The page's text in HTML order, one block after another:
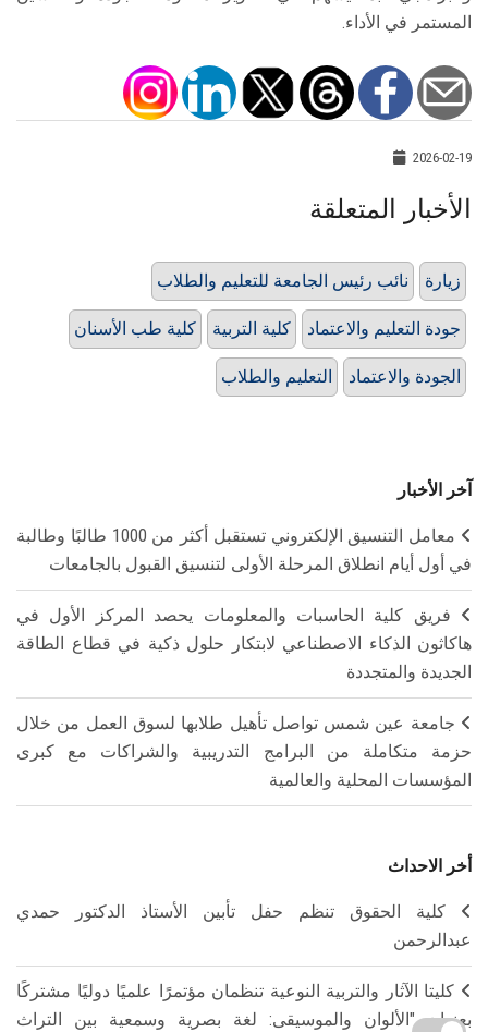
المستمر في الأداء.
2026-02-19
الأخبار المتعلقة
نائب رئيس الجامعة للتعليم والطلاب زيارة
كلية طب الأسنان كلية التربية جودة التعليم والاعتماد
التعليم والطلاب الجودة والاعتماد
آخر الأخبار
معامل التنسيق الإلكتروني تستقبل أكثر من 1000 طالبًا وطالبة
في أول أيام انطلاق المرحلة الأولى لتنسيق القبول بالجامعات
فريق كلية الحاسبات والمعلومات يحصد المركز الأول في
هاكاثون الذكاء الاصطناعي لابتكار حلول ذكية في قطاع الطاقة
الجديدة والمتجددة
جامعة عين شمس تواصل تأهيل طلابها لسوق العمل من خلال
حزمة متكاملة من البرامج التدريبية والشراكات مع كبرى
المؤسسات المحلية والعالمية
أخر الاحداث
كلية الحقوق تنظم حفل تأبين الأستاذ الدكتور حمدي
عبدالرحمن
كليتا الآثار والتربية النوعية تنظمان مؤتمرًا علميًا دوليًا مشتركًا
بعنوان "الألوان والموسيقى: لغة بصرية وسمعية بين التراث